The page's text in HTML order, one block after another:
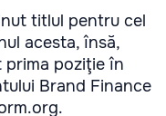
titlul pentru cel
acesta, însă,
prima poziţie în
Brand Finance